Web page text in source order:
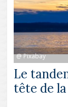
@ Pixabay
Le
tête de